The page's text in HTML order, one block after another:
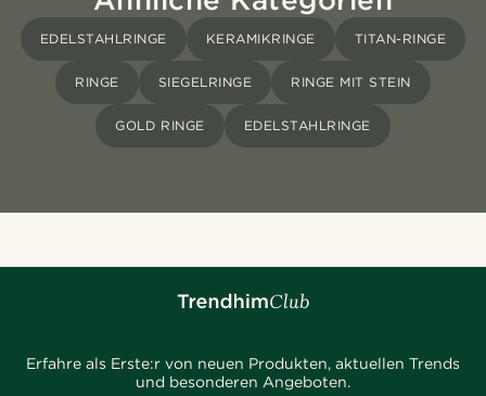
EDELSTAHLRINGE KERAMIKRINGE TITAN-RINGE
RINGE SIEGELRINGE RINGE MIT STEIN
GOLD RINGE EDELSTAHLRINGE
Erfahre als Erste:r von neuen Produkten, aktuellen Trends
und besonderen Angeboten.